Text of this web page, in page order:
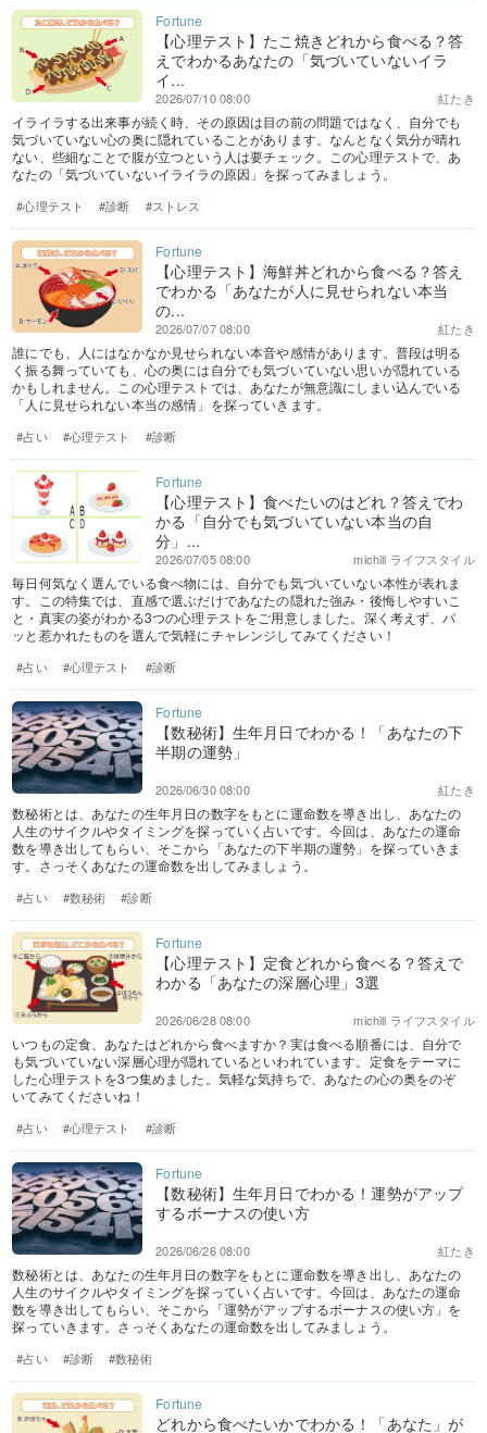
【心理テスト】たこ焼きどれから食べる？答
えでわかるあなたの「気づいていないイラ
イ...
紅たき
2026/07/10 08:00
イライラする出来事が続く時、その原因は目の前の問題ではなく、自分でも
気づいていない心の奥に隠れていることがあります。なんとなく気分が晴れ
ない、些細なことで腹が立つという人は要チェック。この心理テストで、あ
なたの「気づいていないイライラの原因」を探ってみましょう。
#心理テスト #診断 #ストレス
【心理テスト】海鮮丼どれから食べる？答え
でわかる「あなたが人に見せられない本当
の...
紅たき
2026/07/07 08:00
誰にでも、人にはなかなか見せられない本音や感情があります。普段は明る
く振る舞っていても、心の奥には自分でも気づいていない思いが隠れている
かもしれません。この心理テストでは、あなたが無意識にしまい込んでいる
「人に見せられない本当の感情」を探っていきます。
#占い #心理テスト #診断
【心理テスト】食べたいのはどれ？答えでわ
かる「自分でも気づいていない本当の自
分」...
michill ライフスタイル
2026/07/05 08:00
毎日何気なく選んでいる食べ物には、自分でも気づいていない本性が表れま
す。この特集では、直感で選ぶだけであなたの隠れた強み・後悔しやすいこ
と・真実の姿がわかる3つの心理テストをご用意しました。深く考えず、パ
ッと惹かれたものを選んで気軽にチャレンジしてみてください！
#占い #心理テスト #診断
【数秘術】生年月日でわかる！「あなたの下
半期の運勢」
紅たき
2026/06/30 08:00
数秘術とは、あなたの生年月日の数字をもとに運命数を導き出し、あなたの
人生のサイクルやタイミングを探っていく占いです。今回は、あなたの運命
数を導き出してもらい、そこから「あなたの下半期の運勢」を探っていきま
す。さっそくあなたの運命数を出してみましょう。
#占い #数秘術 #診断
【心理テスト】定食どれから食べる？答えで
わかる「あなたの深層心理」3選
michill ライフスタイル
2026/06/28 08:00
いつもの定食、あなたはどれから食べますか？実は食べる順番には、自分で
も気づいていない深層心理が隠れているといわれています。定食をテーマに
した心理テストを3つ集めました。気軽な気持ちで、あなたの心の奥をのぞ
いてみてくださいね！
#占い #心理テスト #診断
【数秘術】生年月日でわかる！運勢がアップ
するボーナスの使い方
紅たき
2026/06/26 08:00
数秘術とは、あなたの生年月日の数字をもとに運命数を導き出し、あなたの
人生のサイクルやタイミングを探っていく占いです。今回は、あなたの運命
数を導き出してもらい、そこから「運勢がアップするボーナスの使い方」を
探っていきます。さっそくあなたの運命数を出してみましょう。
#占い #診断 #数秘術
どれから食べたいかでわかる！「あなた」が